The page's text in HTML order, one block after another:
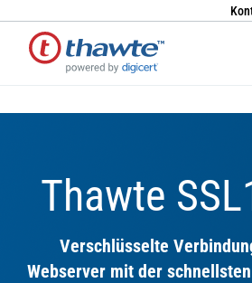
Thawte
Verschlüsselte
Webserver mit der